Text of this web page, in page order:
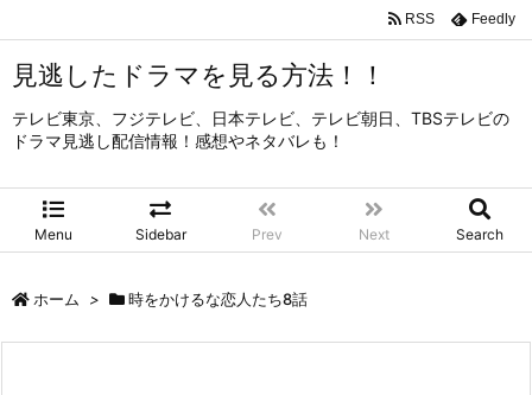
見逃したドラマを見る方法！！
テレビ東京、フジテレビ、日本テレビ、テレビ朝日、TBSテレビの
ドラマ見逃し配信情報！感想やネタバレも！
Menu Sidebar Prev Next Search
RSS Feedly
ホーム > 時をかけるな恋人たち8話